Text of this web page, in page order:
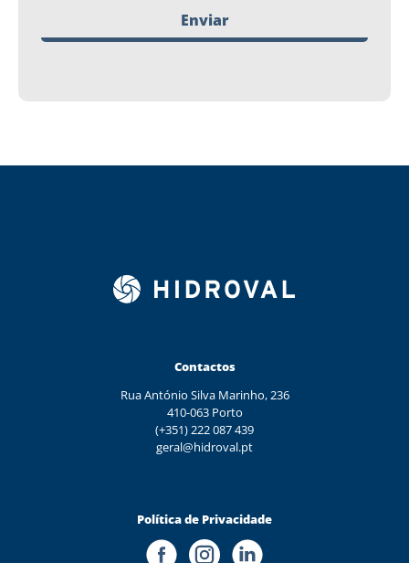
Enviar
Contactos
Rua António Silva Marinho, 236
410-063 Porto
(+351) 222 087 439
geral@hidroval.pt
Política de Privacidade